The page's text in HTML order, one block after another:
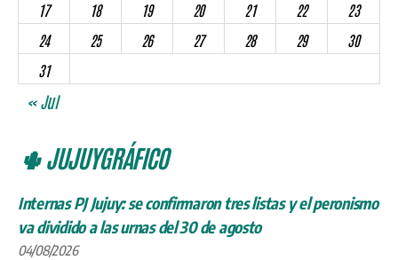
17
18 19 20 21 22
23
24
25 26 27 28 29
30
31
« Jul
🌵 JUJUYGRÁFICO
Internas PJ Jujuy: se confirmaron tres listas y el peronismo
va dividido a las urnas del 30 de agosto
04/08/2026